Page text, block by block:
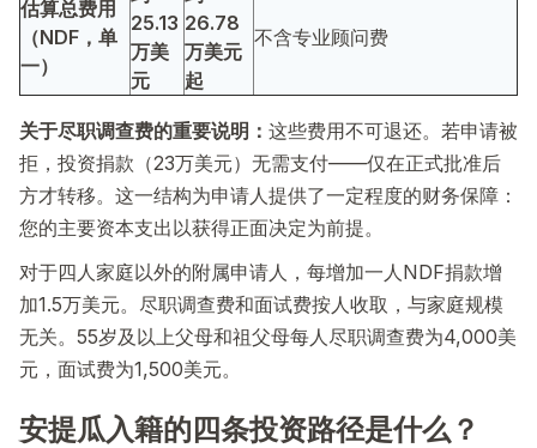
估算总费用
（NDF，单
一）
25.13
万美
元
26.78
万美元
起
不含专业顾问费
关于尽职调查费的重要说明： 这些费用不可退还。若申请被
拒，投资捐款（23万美元）无需支付——仅在正式批准后
方才转移。这一结构为申请人提供了一定程度的财务保障：
您的主要资本支出以获得正面决定为前提。
对于四人家庭以外的附属申请人，每增加一人NDF捐款增
加1.5万美元。尽职调查费和面试费按人收取，与家庭规模
无关。55岁及以上父母和祖父母每人尽职调查费为4,000美
元，面试费为1,500美元。
安提瓜入籍的四条投资路径是什么？